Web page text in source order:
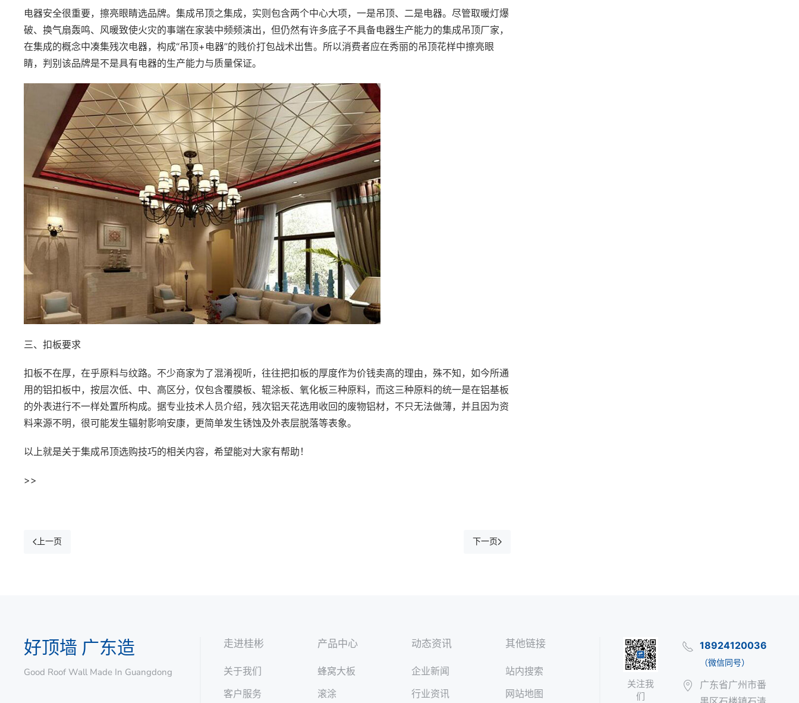
电器安全很重要，擦亮眼睛选品牌。集成吊顶之集成，实则包含两个中心大项，一是吊顶、二是电器。尽管取暖灯爆
破、换气扇轰鸣、风暖致使火灾的事端在家装中频频演出，但仍然有许多底子不具备电器生产能力的集成吊顶厂家，
在集成的概念中凑集残次电器，构成“吊顶+电器”的贱价打包战术出售。所以消费者应在秀丽的吊顶花样中擦亮眼
睛，判别该品牌是不是具有电器的生产能力与质量保证。
三、扣板要求
扣板不在厚，在乎原料与纹路。不少商家为了混淆视听，往往把扣板的厚度作为价钱卖高的理由，殊不知，如今所通
用的铝扣板中，按层次低、中、高区分，仅包含覆膜板、辊涂板、氧化板三种原料，而这三种原料的统一是在铝基板
的外表进行不一样处置所构成。据专业技术人员介绍，残次铝天花选用收回的废物铝材，不只无法做薄，并且因为资
料来源不明，很可能发生辐射影响安康，更简单发生锈蚀及外表层脱落等表象。
以上就是关于集成吊顶选购技巧的相关内容，希望能对大家有帮助！
>>
上一页 下一页
好顶墙 广东造
Good Roof Wall Made In Guangdong
走进桂彬
关于我们
客户服务
产品中心
蜂窝大板
滚涂
动态资讯
企业新闻
行业资讯
其他链接
站内搜索
网站地图
关注我
们
18924120036
（微信同号）
广东省广州市番